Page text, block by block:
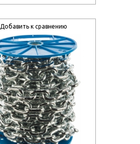
Добавить к сравнению